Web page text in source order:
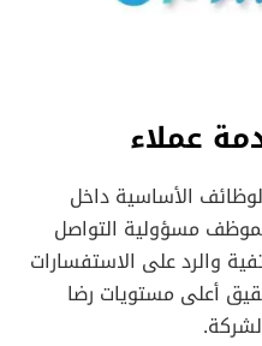
عملاء
الأساسية داخل
مسؤولية التواصل
والرد على الاستفسارات
أعلى مستويات رضا